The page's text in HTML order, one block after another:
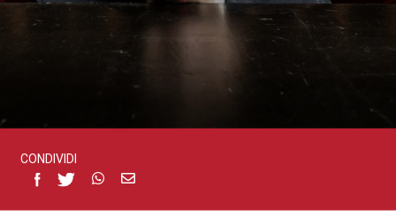
di
Paideia”
CONDIVIDI